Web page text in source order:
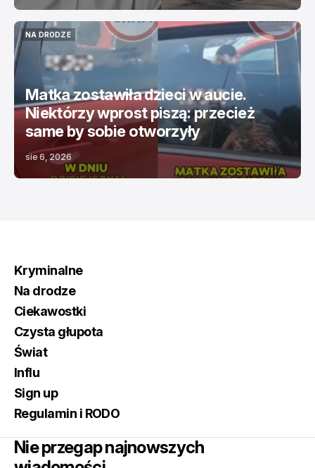
NA DRODZE
NA DRODZE
Matka zostawiła dzieci w aucie.
Niektórzy wprost piszą: przecież
same by sobie otworzyły
sie 6, 2026
Kryminalne
Na drodze
Ciekawostki
Czysta głupota
Świat
Influ
Sign up
Regulamin i RODO
Nie przegap najnowszych